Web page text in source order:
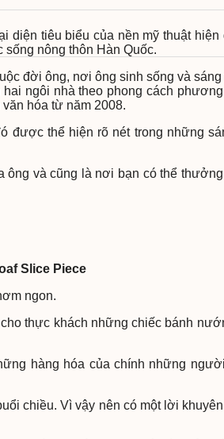
diện tiêu biểu của nền mỹ thuật
nông thôn Hàn Quốc.
đời ông, nơi ông sinh sống và
ngôi nhà theo phong cách
hóa từ năm 2008.
được thể hiện rõ nét trong những
và cũng là nơi bạn có thể
Slice Piece
ngon.
thực khách những chiếc bánh
hàng hóa của chính những
chiều. Vì vậy nên có một lời